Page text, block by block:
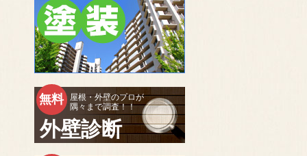
無料
屋根・外壁のプロが
隅々まで調査！！
外壁診断